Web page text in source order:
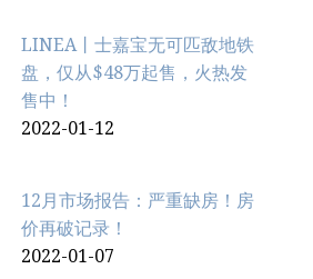
LINEA丨士嘉宝无可匹敌地铁
盘，仅从$48万起售，火热发
售中！
2022-01-12
12月市场报告：严重缺房！房
价再破记录！
2022-01-07